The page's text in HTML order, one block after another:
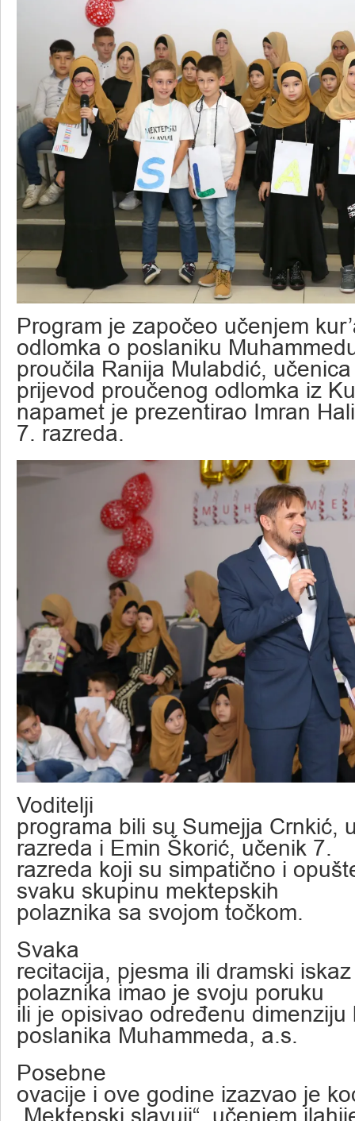
Program je započeo učenjem
odlomka o poslaniku
proučila Ranija Mulabdić,
prijevod proučenog odlomka iz
napamet je prezentirao Imran
7. razreda.
Voditelji
programa bili su Sumejja Crnkić,
razreda i Emin Škorić, učenik 7.
razreda koji su simpatično i
svaku skupinu mektepskih
polaznika sa svojom točkom.
Svaka
recitacija, pjesma ili dramski
polaznika imao je svoju poruku
ili je opisivao određenu dimenziju
poslanika Muhammeda, a.s.
Posebne
ovacije i ove godine izazvao je
„Mektepski slavuji“ učenjem